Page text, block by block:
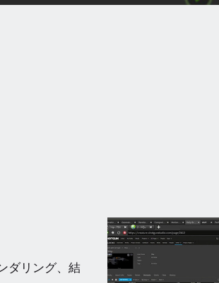
ダリング、結